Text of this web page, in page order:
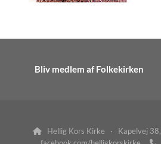
Bliv medlem af Folkekirken
Hellig Kors Kirke · Kapelvej 38,